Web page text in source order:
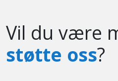
Vil du være
støtte oss?